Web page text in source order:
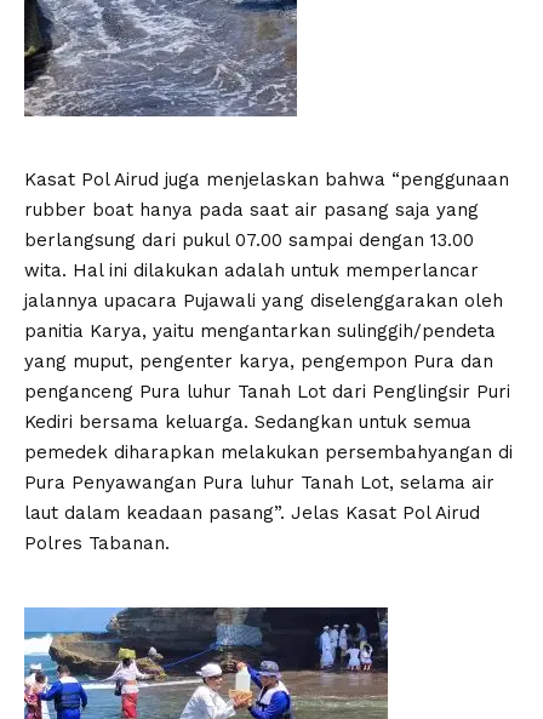
Kasat Pol Airud juga menjelaskan bahwa “penggunaan
rubber boat hanya pada saat air pasang saja yang
berlangsung dari pukul 07.00 sampai dengan 13.00
wita. Hal ini dilakukan adalah untuk memperlancar
jalannya upacara Pujawali yang diselenggarakan oleh
panitia Karya, yaitu mengantarkan sulinggih/pendeta
yang muput, pengenter karya, pengempon Pura dan
penganceng Pura luhur Tanah Lot dari Penglingsir Puri
Kediri bersama keluarga. Sedangkan untuk semua
pemedek diharapkan melakukan persembahyangan di
Pura Penyawangan Pura luhur Tanah Lot, selama air
laut dalam keadaan pasang”. Jelas Kasat Pol Airud
Polres Tabanan.